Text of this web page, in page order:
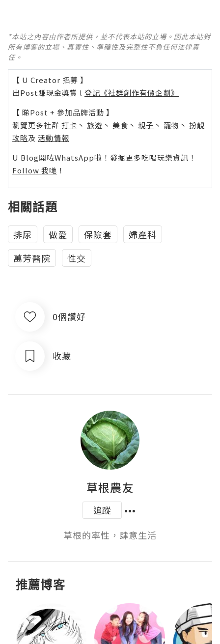
*本站之內容由作者所提供，並不代表本站的立場。因此本站對
所有博客的立場、真實性、準確性及完整性不負任何法律責
任。
【 U Creator 招募 】
出Post賺現金獎賞 l 登記《社群創作有價企劃》
【 睇Post + 參加品牌活動 】
瀏覽更多社群 打卡 丶 旅遊 丶 美食 丶 親子 丶 寵物 丶 扮靚
攻略及 活動情報
U Blog開咗WhatsApp啦！發掘更多吃喝玩樂資訊！
Follow 我哋 ！
相關話題
排尿 做愛 保險套
婦產科
萬芳醫院
性交
0個讚好
收藏
草根農友
追蹤
草根的率性，肆意生活
推薦博客